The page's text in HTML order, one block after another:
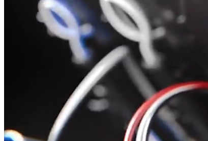
Wykorzystujemy pliki
witrynie. Informacje o
Partnerzy mogą